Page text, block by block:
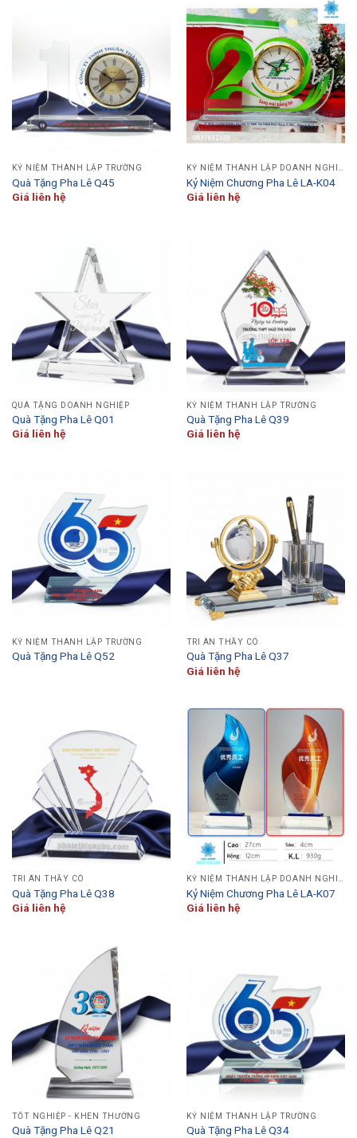
KỶ NIỆM THÀNH LẬP TRƯỜNG
Quà Tặng Pha Lê Q45
Giá liên hệ
KỶ NIỆM THÀNH LẬP DOANH NGHIỆP
Kỷ Niệm Chương Pha Lê LA-K04
Giá liên hệ
QUÀ TẶNG DOANH NGHIỆP
Quà Tặng Pha Lê Q01
Giá liên hệ
KỶ NIỆM THÀNH LẬP TRƯỜNG
Quà Tặng Pha Lê Q39
Giá liên hệ
KỶ NIỆM THÀNH LẬP TRƯỜNG
Quà Tặng Pha Lê Q52
TRI ÂN THẦY CÔ
Quà Tặng Pha Lê Q37
Giá liên hệ
TRI ÂN THẦY CÔ
Quà Tặng Pha Lê Q38
Giá liên hệ
KỶ NIỆM THÀNH LẬP DOANH NGHIỆP
Kỷ Niệm Chương Pha Lê LA-K07
Giá liên hệ
TỐT NGHIỆP - KHEN THƯỞNG
Quà Tặng Pha Lê Q21
KỶ NIỆM THÀNH LẬP TRƯỜNG
Quà Tặng Pha Lê Q34